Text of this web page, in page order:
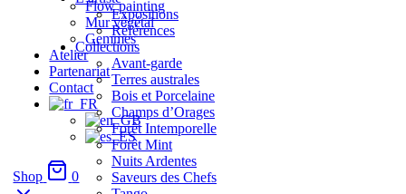
Flow painting
Mur végétal
Gemmes
Atelier
Partenariat
Contact
Shop 0
Expositions
Références
Collections
Avant-garde
Terres australes
Bois et Porcelaine
Champs d’Orages
Forêt Intemporelle
Forêt Mint
Nuits Ardentes
Saveurs des Chefs